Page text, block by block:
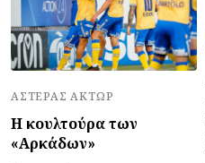
ΑΣΤΈΡΑΣ ΆΚΤΩΡ
Η κουλτούρα των
«Αρκάδων»